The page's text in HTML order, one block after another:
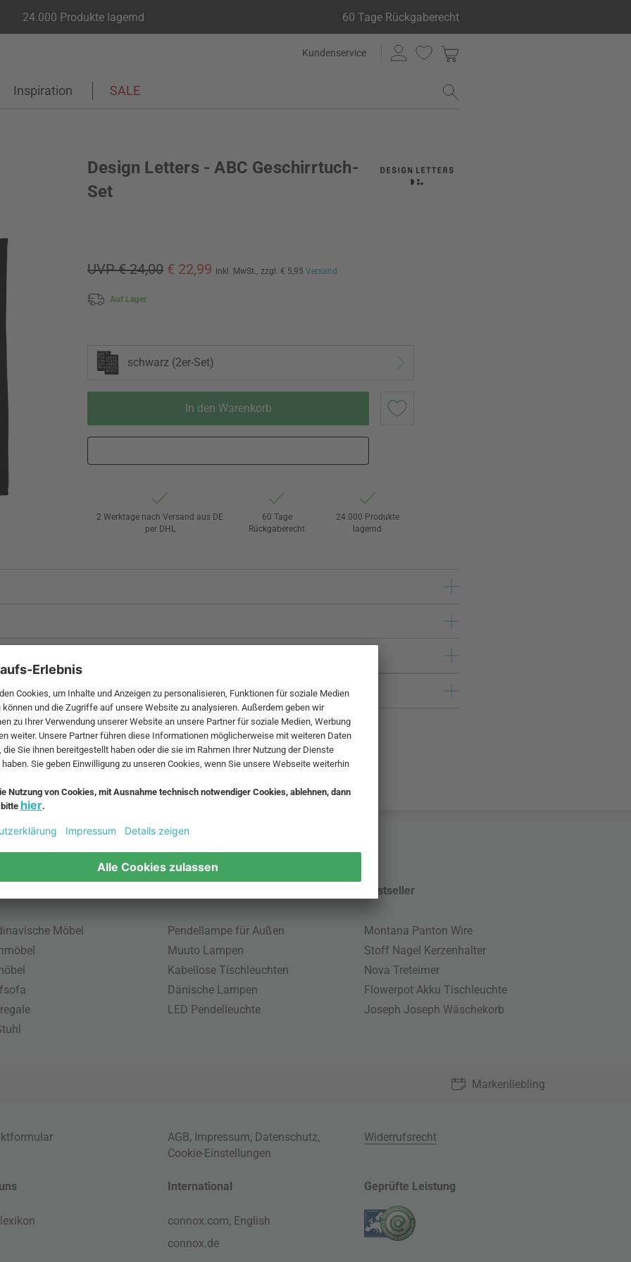
24.000 Produkte lagernd 60 Tage Rückgaberecht
Kundenservice
Inspiration SALE
Design Letters - ABC Geschirrtuch-
Set
UVP € 24,00 € 22,99 inkl. MwSt., zzgl. € 5,95 Versand
Auf Lager
schwarz (2er-Set)
In den Warenkorb
2 Werktage nach Versand aus DE
per DHL
60 Tage
Rückgaberecht
24.000 Produkte
lagernd
und zzgl.Versandkosten
Möbel
Pendellampe für Außen
Muuto Lampen
Kabellose Tischleuchten
Dänische Lampen
LED Pendelleuchte
Bestseller
Montana Panton Wire
Stoff Nagel Kerzenhalter
Nova Treteimer
Flowerpot Akku Tischleuchte
Joseph Joseph Wäschekorb
Markenliebling
AGB, Impressum, Datenschutz,
Cookie-Einstellungen
Widerrufsrecht
International
connox.com, English
connox.de
Geprüfte Leistung